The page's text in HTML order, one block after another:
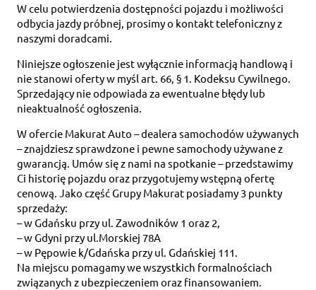
W celu potwierdzenia dostępności pojazdu i możliwości
odbycia jazdy próbnej, prosimy o kontakt telefoniczny z
naszymi doradcami.
Niniejsze ogłoszenie jest wyłącznie informacją handlową i
nie stanowi oferty w myśl art. 66, § 1. Kodeksu Cywilnego.
Sprzedający nie odpowiada za ewentualne błędy lub
nieaktualność ogłoszenia.
W ofercie Makurat Auto – dealera samochodów używanych
– znajdziesz sprawdzone i pewne samochody używane z
gwarancją. Umów się z nami na spotkanie – przedstawimy
Ci historię pojazdu oraz przygotujemy wstępną ofertę
cenową. Jako część Grupy Makurat posiadamy 3 punkty
sprzedaży:
– w Gdańsku przy ul. Zawodników 1 oraz 2,
– w Gdyni przy ul.Morskiej 78A
– w Pępowie k/Gdańska przy ul. Gdańskiej 111.
Na miejscu pomagamy we wszystkich formalnościach
związanych z ubezpieczeniem oraz finansowaniem.